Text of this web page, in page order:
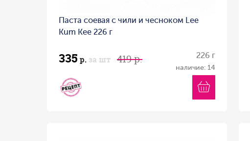
Паста соевая с чили и чесноком Lee
Kum Kee 226 г
335 р. за шт 419 р. 226 г
наличие: 14